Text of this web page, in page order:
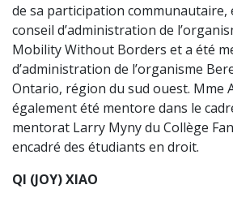
de sa participation communautaire,
conseil d’administration de
Mobility Without Borders et a été
d’administration de l’organisme
Ontario, région du sud ouest. Mme
également été mentore dans le
mentorat Larry Myny du Collège
encadré des étudiants en droit.
QI (JOY) XIAO